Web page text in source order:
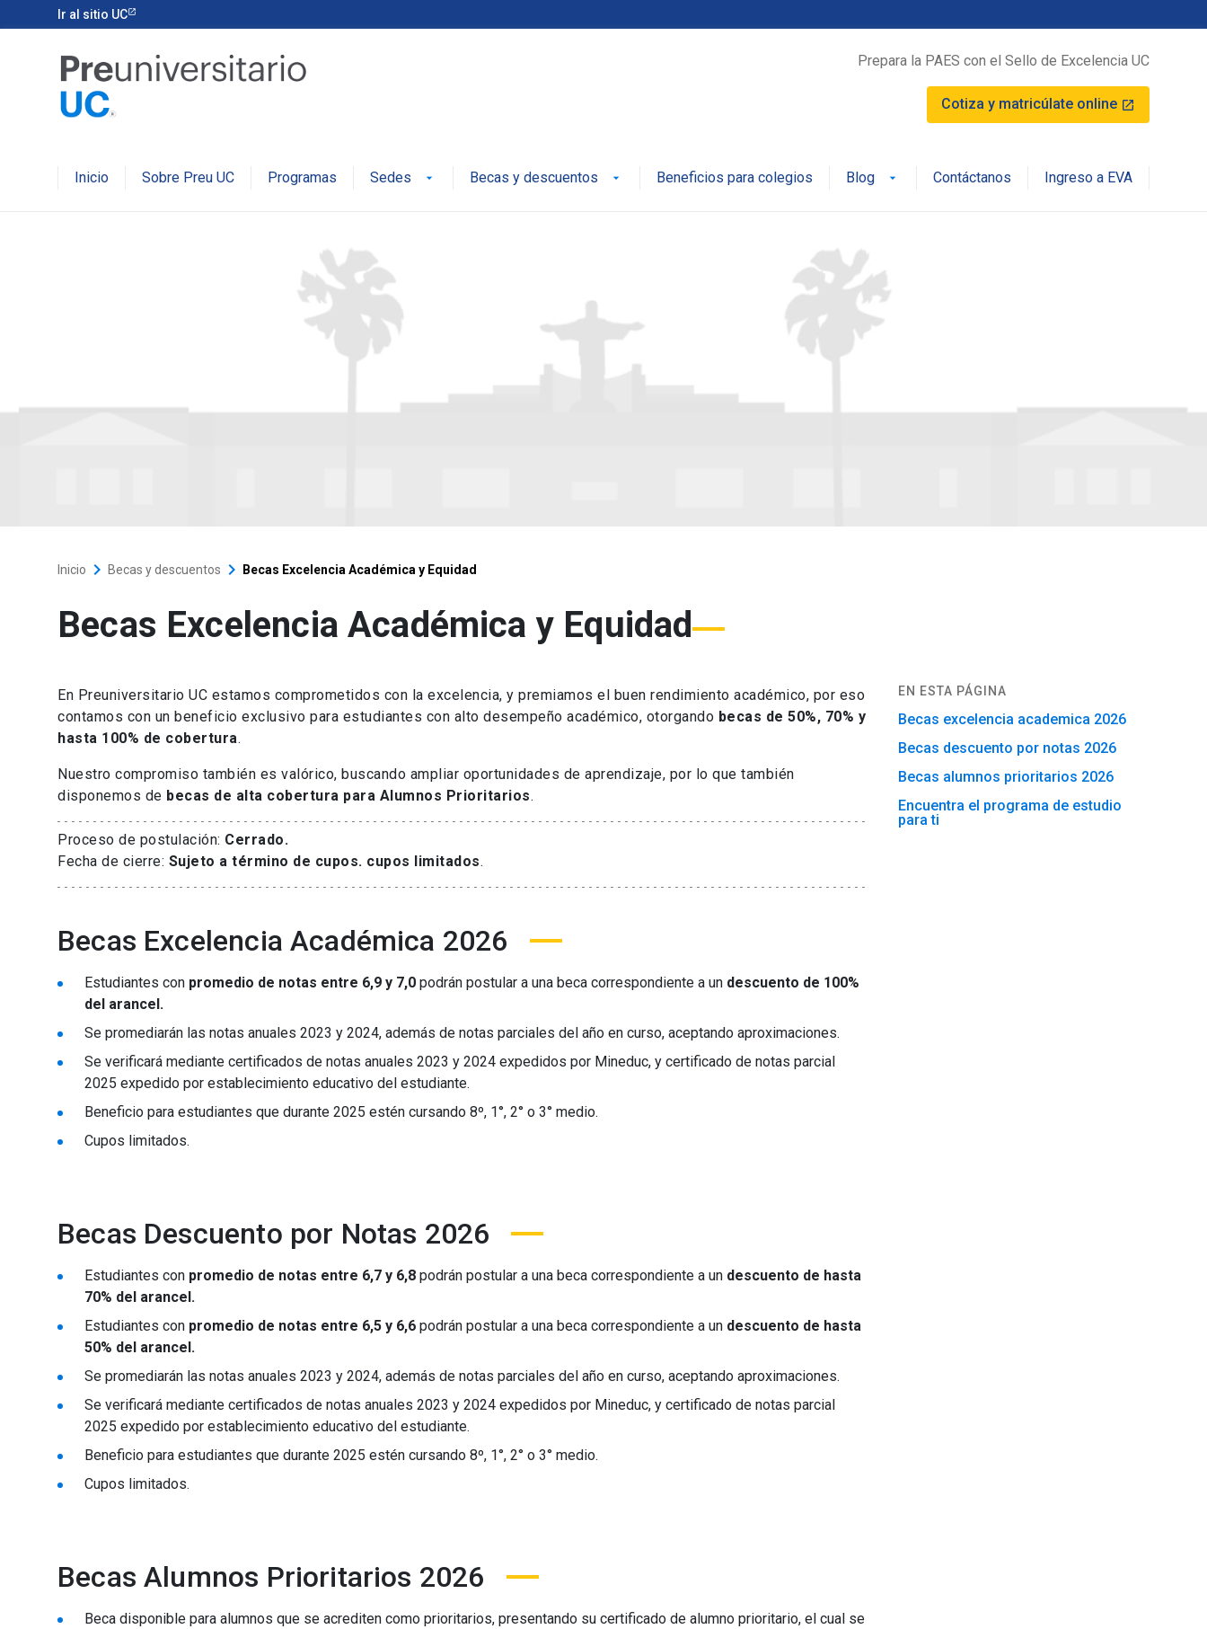
Becas Excelencia Académica y Equidad
Ir al sitio UC
Prepara la PAES con el Sello de Excelencia UC
Cotiza y matricúlate online launch
Inicio Sobre Preu UC Programas Sedes arrow_drop_down Becas y descuentos arrow_drop_down Beneficios para colegios Blog arrow_drop_down Contáctanos Ingreso a EVA
Inicio keyboard_arrow_right Becas y descuentos keyboard_arrow_right Becas Excelencia Académica y Equidad
Becas Excelencia Académica y Equidad
En Preuniversitario UC estamos comprometidos con la excelencia, y premiamos el buen rendimiento académico, por eso
contamos con un beneficio exclusivo para estudiantes con alto desempeño académico, otorgando becas de 50%, 70% y
hasta 100% de cobertura.
Nuestro compromiso también es valórico, buscando ampliar oportunidades de aprendizaje, por lo que también
disponemos de becas de alta cobertura para Alumnos Prioritarios.
Proceso de postulación: Cerrado.
Fecha de cierre: Sujeto a término de cupos. cupos limitados.
Becas Excelencia Académica 2026
Estudiantes con promedio de notas entre 6,9 y 7,0 podrán postular a una beca correspondiente a un descuento de 100%
del arancel.
Se promediarán las notas anuales 2023 y 2024, además de notas parciales del año en curso, aceptando aproximaciones.
Se verificará mediante certificados de notas anuales 2023 y 2024 expedidos por Mineduc, y certificado de notas parcial
2025 expedido por establecimiento educativo del estudiante.
Beneficio para estudiantes que durante 2025 estén cursando 8º, 1°, 2° o 3° medio.
Cupos limitados.
Becas Descuento por Notas 2026
Estudiantes con promedio de notas entre 6,7 y 6,8 podrán postular a una beca correspondiente a un descuento de hasta
70% del arancel.
Estudiantes con promedio de notas entre 6,5 y 6,6 podrán postular a una beca correspondiente a un descuento de hasta
50% del arancel.
Se promediarán las notas anuales 2023 y 2024, además de notas parciales del año en curso, aceptando aproximaciones.
Se verificará mediante certificados de notas anuales 2023 y 2024 expedidos por Mineduc, y certificado de notas parcial
2025 expedido por establecimiento educativo del estudiante.
Beneficio para estudiantes que durante 2025 estén cursando 8º, 1°, 2° o 3° medio.
Cupos limitados.
Becas Alumnos Prioritarios 2026
Beca disponible para alumnos que se acrediten como prioritarios, presentando su certificado de alumno prioritario, el cual se
EN ESTA PÁGINA
Becas excelencia academica 2026
Becas descuento por notas 2026
Becas alumnos prioritarios 2026
Encuentra el programa de estudio
para ti